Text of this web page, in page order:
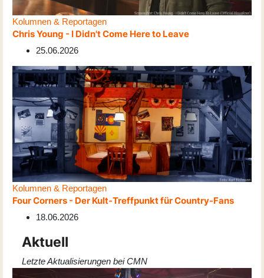
Kolumnen & Reportagen
Chris Young - I Didn't Come Here to Leave
25.06.2026
Kolumnen & Reportagen
Four Corners - Der Kult-Treffpunkt für Country-Fans
18.06.2026
Aktuell
Letzte Aktualisierungen bei CMN